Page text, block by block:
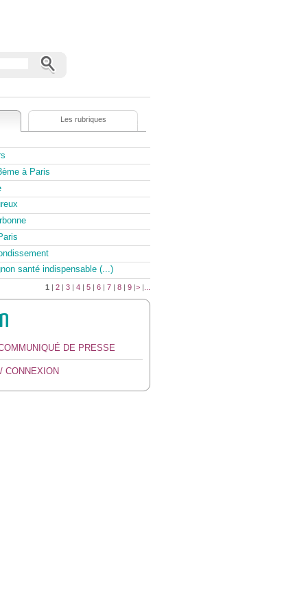
Les rubriques
à Paris
santé indispensable (...)
1 | 2 | 3 | 4 | 5 | 6 | 7 | 8 | 9 |> |
DE PRESSE
CONNEXION